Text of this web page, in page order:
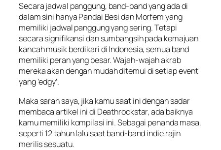
Secara jadwal panggung, band-band yang ada di
dalam sini hanya Pandai Besi dan Morfem yang
memiliki jadwal panggung yang sering. Tetapi
secara signifikansi dan sumbangsih pada kemajuan
kancah musik berdikari di Indonesia, semua band
memiliki peran yang besar. Wajah-wajah akrab
mereka akan dengan mudah ditemui di setiap event
yang ‘edgy’.
Maka saran saya, jika kamu saat ini dengan sadar
membaca artikel ini di Deathrockstar, ada baiknya
kamu memiliki kompilasi ini. Sebagai penanda masa,
seperti 12 tahun lalu saat band-band indie rajin
merilis sesuatu.